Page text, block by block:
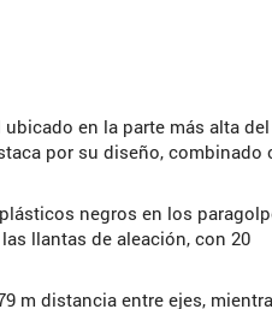
en la parte más alta del
por su diseño, combinado
negros en los
llantas de aleación, con 20
m distancia entre ejes,